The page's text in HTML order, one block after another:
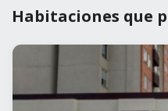
Habitaciones que